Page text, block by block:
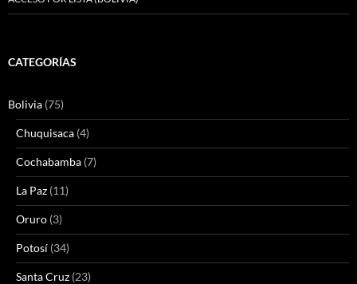
CATEGORÍAS
Bolivia (75)
Chuquisaca (4)
Cochabamba (7)
La Paz (11)
Oruro (3)
Potosí (34)
Santa Cruz (23)